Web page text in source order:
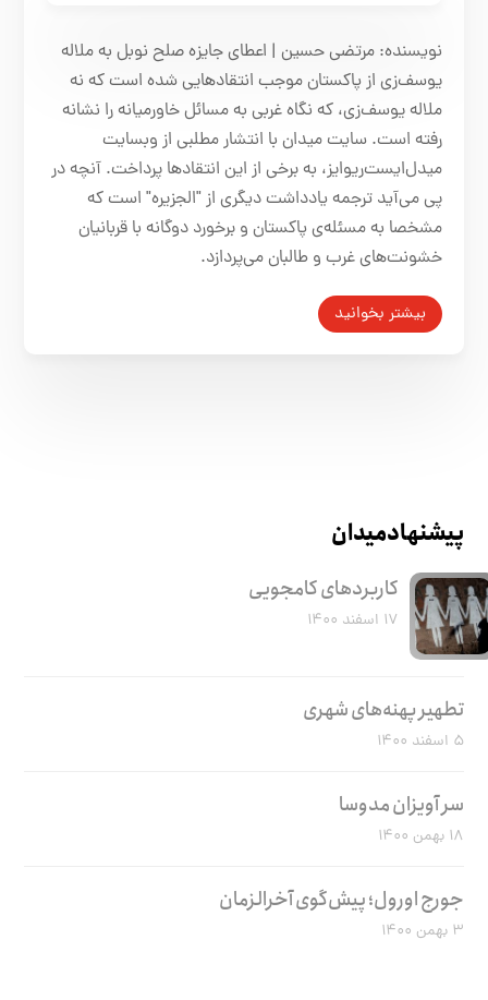
نویسنده: مرتضی حسین | اعطای جایزه صلح نوبل به ملاله
یوسف‌زی از پاکستان موجب انتقادهایی شده است که نه
ملاله‌ یوسف‌زی، که نگاه غربی به مسائل خاورمیانه را نشانه
رفته است. سایت میدان با انتشار مطلبی از وبسایت
میدل‌ایست‌ریوایز، به برخی از این انتقادها پرداخت. آنچه در
پی می‌آید ترجمه یادداشت دیگری از "الجزیره" است که
مشخصا به مسئله‌ی پاکستان و برخورد دوگانه با قربانیان
خشونت‌های غرب و طالبان می‌پردازد.
بیشتر بخوانید
پیشنهاد میدان
کاربرد‌های کامجویی
۱۷ اسفند ۱۴۰۰
تطهیر پهنه‌های شهری
۵ اسفند ۱۴۰۰
سر آویزان مدوسا
۱۸ بهمن ۱۴۰۰
جورج اورول؛ پیش‌گوی آخرالزمان
۳ بهمن ۱۴۰۰